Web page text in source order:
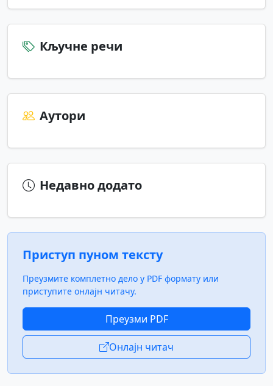
Кључне речи
Аутори
Недавно додато
Приступ пуном тексту
Преузмите комплетно дело у PDF формату или
приступите онлајн читачу.
Преузми PDF
Онлајн читач